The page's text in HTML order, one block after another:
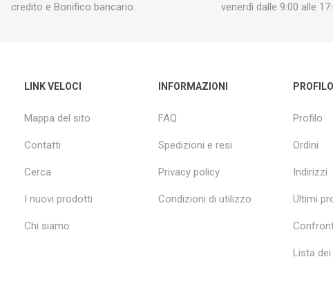
credito e Bonifico bancario.
venerdì dalle 9:00 alle
LINK VELOCI
Mappa del sito
Contatti
Cerca
I nuovi prodotti
Chi siamo
INFORMAZIONI
FAQ
Spedizioni e resi
Privacy policy
Condizioni di utilizzo
PROFILO
Profilo
Ordini
Indirizzi
Ultimi
Lista